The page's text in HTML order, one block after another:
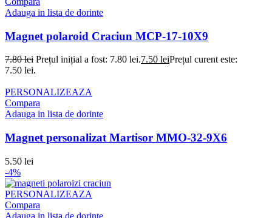
Adauga in lista de dorinte
Magnet polaroid Craciun MCP-17-10X9
7.80lei Prețul inițial a fost: 7.80 lei.7.50 leiPrețul curent este:
7.50 lei.
PERSONALIZEAZA
Compara
Adauga in lista de dorinte
Magnet personalizat Martisor MMO-32-9X6
5.50 lei
-4%
PERSONALIZEAZA
Compara
Adauga in lista de dorinte